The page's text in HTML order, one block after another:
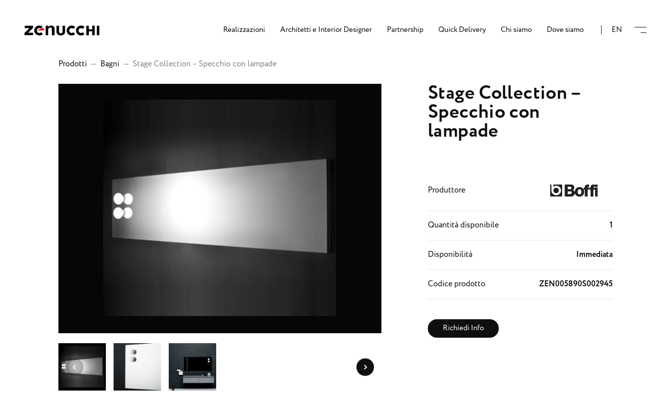
Realizzazioni Architetti e Interior Designer Partnership Quick Delivery Chi siamo Dove siamo EN
Prodotti — Bagni — Stage Collection – Specchio con lampade
Stage Collection –
Specchio con
lampade
Produttore
Quantità disponibile 1
Disponibilità Immediata
Codice prodotto ZEN005890S002945
Richiedi Info